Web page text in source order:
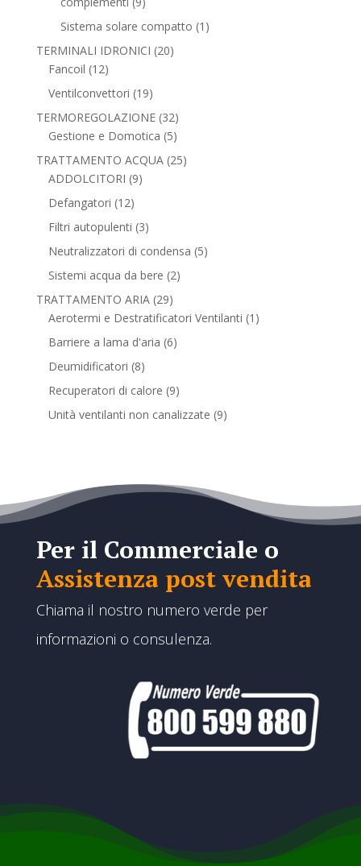
prodotti
Sistema solare compatto 1 1
TERMINALI IDRONICI 2020
Fancoil 1212
prodotti
Ventilconvettori 1919
prodotti
TERMOREGOLAZIONE 3232
prodotti
Gestione e Domotica 55
prodotti
TRATTAMENTO ACQUA 2525
ADDOLCITORI 99
Defangatori 1212
prodotti
Filtri autopulenti 33
prodotti
Neutralizzatori di condensa 55
Sistemi acqua da bere 22
TRATTAMENTO ARIA 2929
prodotti
Aerotermi e Destratificatori Ventilanti 1 1
Barriere a lama d'aria 66
Deumidificatori 88
prodotti
Recuperatori di calore 99
prodotti
Unità ventilanti non canalizzate 99
Per il Commerciale o
Assistenza post vendita
Chiama il nostro numero verde per
informazioni o consulenza.